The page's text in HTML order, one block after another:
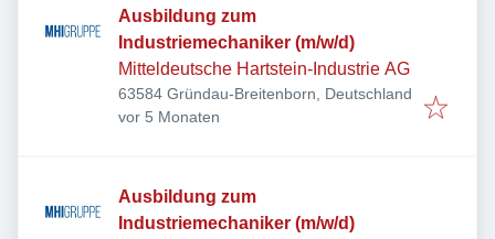
Ausbildung zum
Industriemechaniker (m/w/d)
Mitteldeutsche Hartstein-Industrie AG
63584 Gründau-Breitenborn, Deutschland
Veröffentlicht:
vor 5 Monaten
Ausbildung zum
Industriemechaniker (m/w/d)